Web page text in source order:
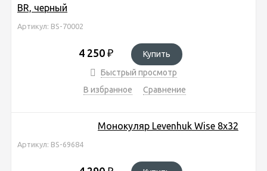
BR, черный
Артикул: BS-70002
4 250 ₽
Купить
Быстрый просмотр
В избранное
Сравнение
Монокуляр Levenhuk Wise 8x32
Артикул: BS-69684